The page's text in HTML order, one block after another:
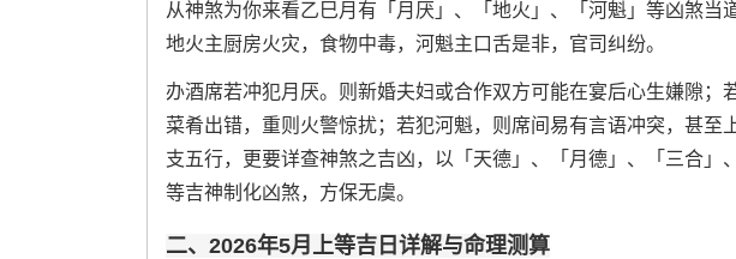
从神煞为你来看乙巳月有「月厌」、「地火」、「河魁」等凶煞当
地火主厨房火灾，食物中毒，河魁主口舌是非，官司纠纷。
办酒席若冲犯月厌。则新婚夫妇或合作双方可能在宴后心生嫌隙；
菜肴出错，重则火警惊扰；若犯河魁，则席间易有言语冲突，甚至
支五行，更要详查神煞之吉凶，以「天德」、「月德」、「三合」
等吉神制化凶煞，方保无虞。
二、2026年5月上等吉日详解与命理测算